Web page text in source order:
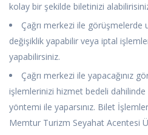
kolay bir şekilde biletinizi
Çağrı merkezi ile görüşmelerde
değişiklik yapabilir veya iptal
yapabilirsiniz.
Çağrı merkezi ile yapacağınız
işlemlerinizi hizmet bedeli
yöntemi ile yaparsınız. Bilet
Memtur Turizm Seyahat Acentesi